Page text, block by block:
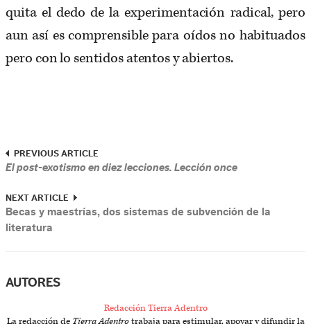
quita el dedo de la experimentación radical, pero
aun así es comprensible para oídos no habituados
pero con lo sentidos atentos y abiertos.
PREVIOUS ARTICLE
El post-exotismo en diez lecciones. Lección once
NEXT ARTICLE
Becas y maestrías, dos sistemas de subvención de la
literatura
AUTORES
Redacción Tierra Adentro
La redacción de Tierra Adentrotrabaja para estimular, apoyar y difundir la